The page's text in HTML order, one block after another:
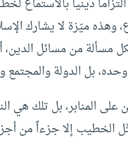
دينياً بالاستماع
وهذه ميّزة لا يشارك
مسألة من مسائل
بل الدولة والمجتمع
على المنابر، بل تلك هي
الخطيب إلا جزءاً من